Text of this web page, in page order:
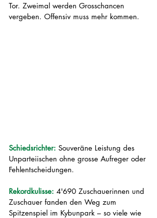
Tor. Zweimal werden Grosschancen
vergeben. Offensiv muss mehr kommen.
Schiedsrichter: Souveräne Leistung des
Unparteiischen ohne grosse Aufreger oder
Fehlentscheidungen.
Rekordkulisse: 4'690 Zuschauerinnen und
Zuschauer fanden den Weg zum
Spitzenspiel im Kybunpark – so viele wie